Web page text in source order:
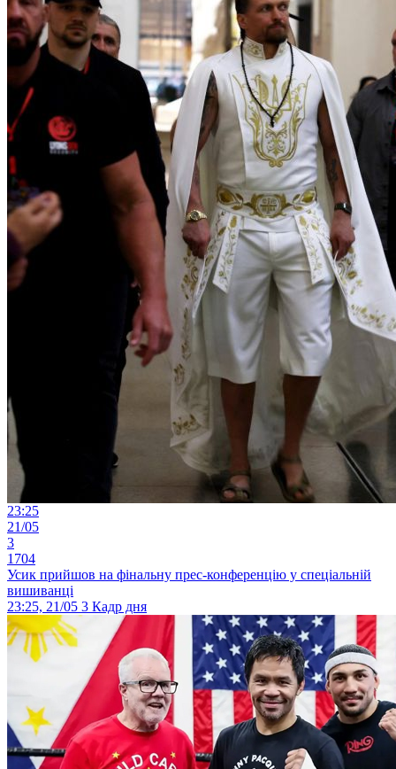
23:25
21/05
3
1704
Усик прийшов на фінальну прес-конференцію у спеціальній
вишиванці
23:25, 21/05 3 Кадр дня